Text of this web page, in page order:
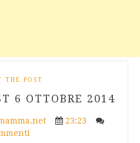
THE POST
6 OTTOBRE 2014
23:23